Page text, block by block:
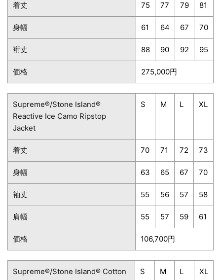
着丈 75 77 79 81
身幅 61 64 67 70
裄丈 88 90 92 95
価格 275,000円
Supreme®/Stone Island®
Reactive Ice Camo Ripstop
Jacket
S M L XL
着丈 70 71 72 73
身幅 63 65 67 70
袖丈 55 56 57 58
肩幅 55 57 59 61
価格 106,700円
Supreme®/Stone Island® Cotton
S M L XL